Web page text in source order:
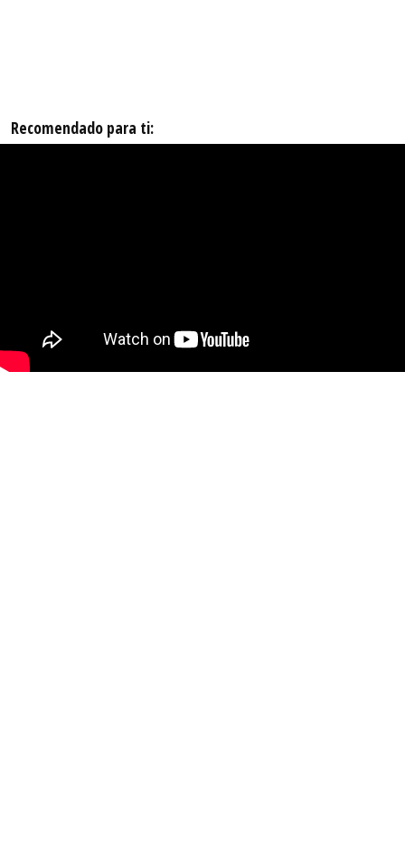
Recomendado para ti: